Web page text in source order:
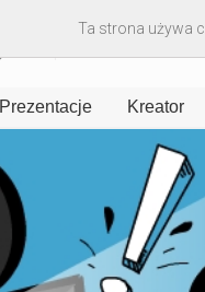
Prezentacje Kreator
Ta strona używa